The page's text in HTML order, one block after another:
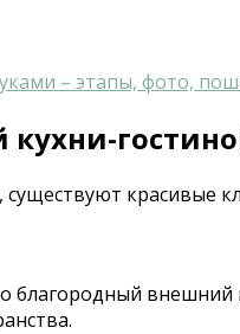
– этапы, фото,
кухни-
красивые
благородный